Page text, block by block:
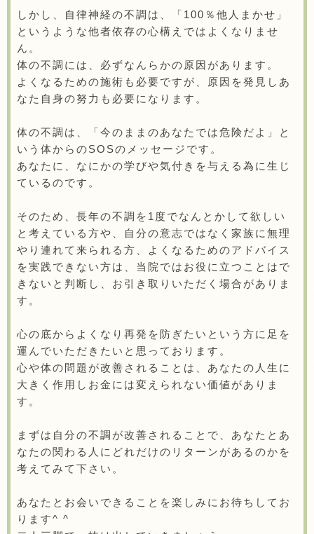
しかし、自律神経の不調は、「100％他人まかせ」
というような他者依存の心構えではよくなりませ
ん。
体の不調には、必ずなんらかの原因があります。
よくなるための施術も必要ですが、原因を発見しあ
なた自身の努力も必要になります。
体の不調は、「今のままのあなたでは危険だよ」と
いう体からのSOSのメッセージです。
あなたに、なにかの学びや気付きを与える為に生じ
ているのです。
そのため、長年の不調を1度でなんとかして欲しい
と考えている方や、自分の意志ではなく家族に無理
やり連れて来られる方、よくなるためのアドバイス
を実践できない方は、当院ではお役に立つことはで
きないと判断し、お引き取りいただく場合がありま
す。
心の底からよくなり再発を防ぎたいという方に足を
運んでいただきたいと思っております。
心や体の問題が改善されることは、あなたの人生に
大きく作用しお金には変えられない価値がありま
す。
まずは自分の不調が改善されることで、あなたとあ
なたの関わる人にどれだけのリターンがあるのかを
考えてみて下さい。
あなたとお会いできることを楽しみにお待ちしてお
ります^ ^